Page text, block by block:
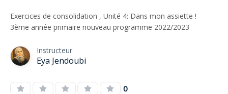
Exercices de consolidation , Unité 4: Dans mon assiette !
3ème année primaire nouveau programme 2022/2023
Instructeur
Eya Jendoubi
0